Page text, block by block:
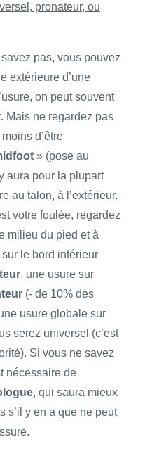
pronateur, ou
pas, vous pouvez
extérieure d’une
on peut souvent
Mais ne regardez pas
moins d’être
» (pose au
aura pour la plupart
au talon, à l’extérieur.
votre foulée, regardez
milieu du pied et à
sur le bord intérieur
, une usure sur
(- de 10% des
usure globale sur
serez universel (c’est
Si vous ne savez
nécessaire de
, qui saura mieux
s’il y en a que ne peut